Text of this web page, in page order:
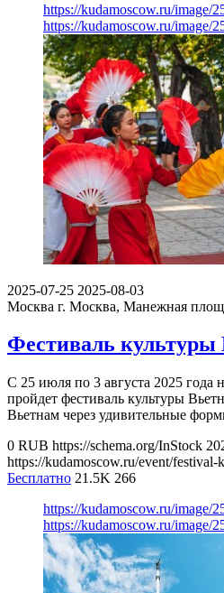
https://kudamoscow.ru/image/
https://kudamoscow.ru/image/
2025-07-25 2025-08-03
Москва г. Москва, Манежная
Фестиваль культуры
С 25 июля по 3 августа 2025
пройдет фестиваль культуры
Вьетнам через удивительные
0 RUB https://schema.org/InStock
https://kudamoscow.ru/event/
Бесплатно 21.5K 266
https://kudamoscow.ru/image/
https://kudamoscow.ru/image/